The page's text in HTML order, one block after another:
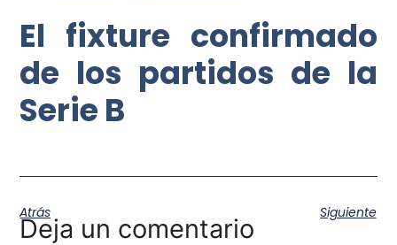
El fixture confirmado
de los partidos de la
Serie B
Atrás Siguiente
Deja un comentario